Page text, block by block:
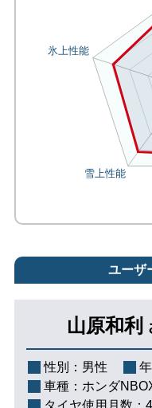
ユーザ
山原和利
性別： 男性
車種： ホンダ
タイヤ使用月数：